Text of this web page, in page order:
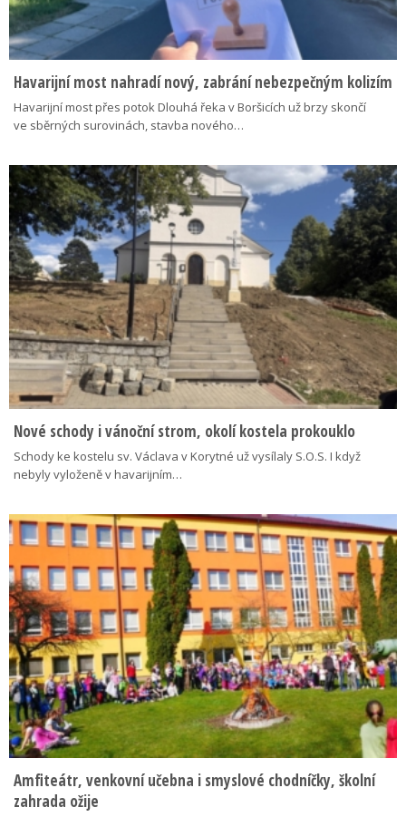
Havarijní most nahradí nový, zabrání nebezpečným kolizím
Havarijní most přes potok Dlouhá řeka v Boršicích už brzy skončí
ve sběrných surovinách, stavba nového…
Nové schody i vánoční strom, okolí kostela prokouklo
Schody ke kostelu sv. Václava v Korytné už vysílaly S.O.S. I když
nebyly vyloženě v havarijním…
Amfiteátr, venkovní učebna i smyslové chodníčky, školní
zahrada ožije